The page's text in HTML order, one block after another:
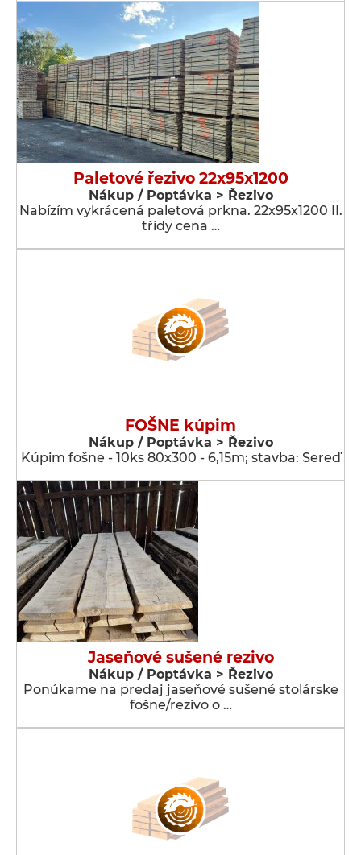
Paletové řezivo 22x95x1200
Nákup / Poptávka > Řezivo
Nabízím vykrácená paletová prkna. 22x95x1200 II.
třídy cena …
FOŠNE kúpim
Nákup / Poptávka > Řezivo
Kúpim fošne - 10ks 80x300 - 6,15m; stavba: Sereď
Jaseňové sušené rezivo
Nákup / Poptávka > Řezivo
Ponúkame na predaj jaseňové sušené stolárske
fošne/rezivo o …